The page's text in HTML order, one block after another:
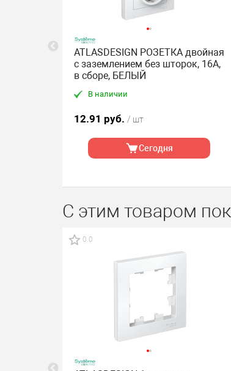
ATLASDESIGN РОЗЕТКА двойная
с заземлением без шторок, 16А,
в сборе, БЕЛЫЙ
В наличии
12.91 руб. / шт
Сегодня
С этим товаром
0.0